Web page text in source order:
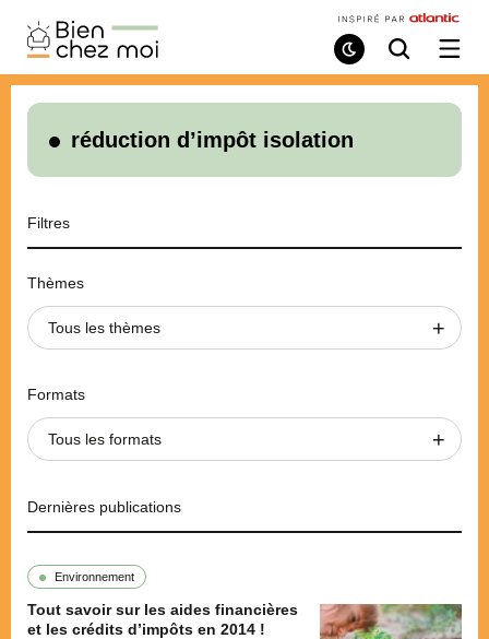
Bien
Chez
Moi
Mode
de
Recherche
/
le
réduction d’impôt isolation
Filtres
Thèmes
Tous les thèmes
Formats
Tous les formats
Dernières publications
Environnement
Tout savoir sur les aides financières
et les crédits d’impôts en 2014 !